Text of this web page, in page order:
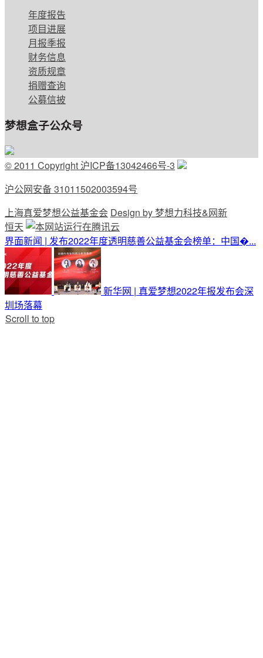
年度报告
项目进展
月报季报
财务信息
资质规章
捐赠查询
公募信披
梦想盒子公众号
© 2011 Copyright 沪ICP备13042466号-3
沪公网安备 31011502003594号
上海真爱梦想公益基金会 Design by 梦想力科技&网新
恒天
界面新闻 | 发布2022年度透明慈善公益基金会榜单：中国�...
新华网 | 真爱梦想2022年报发布会深
圳场落幕
Scroll to top